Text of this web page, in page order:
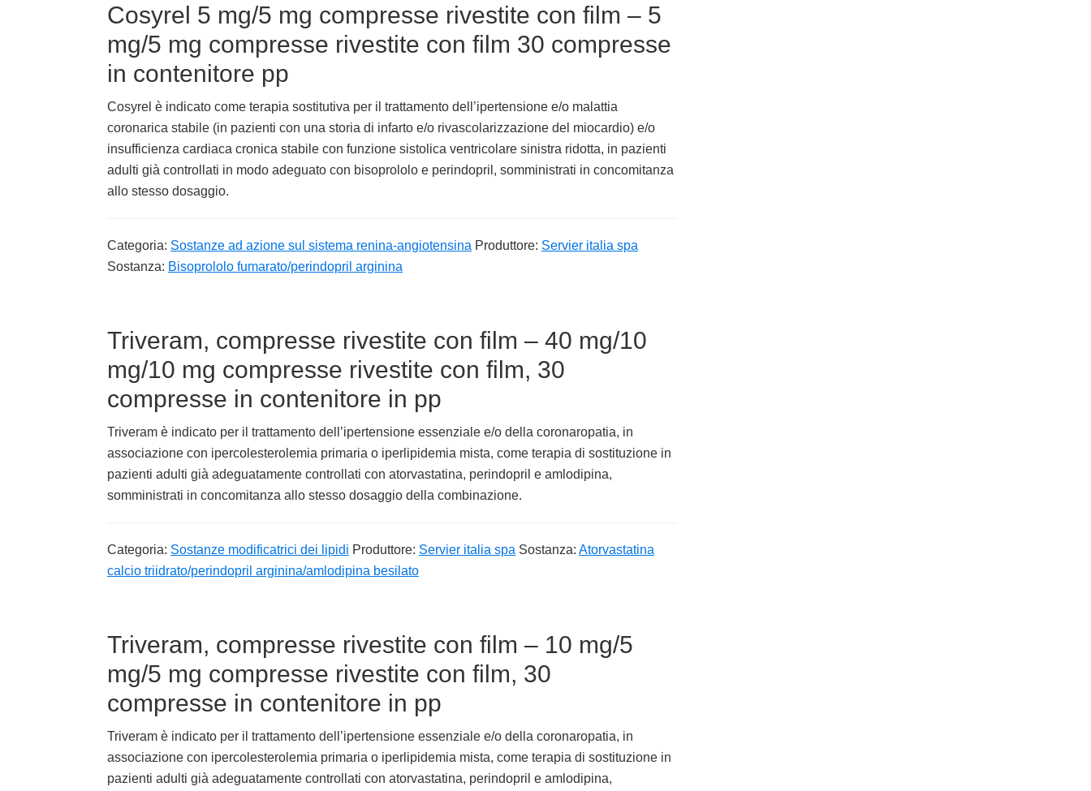
Cosyrel 5 mg/5 mg compresse rivestite con film – 5
mg/5 mg compresse rivestite con film 30 compresse
in contenitore pp
Cosyrel è indicato come terapia sostitutiva per il trattamento dell’ipertensione e/o malattia
coronarica stabile (in pazienti con una storia di infarto e/o rivascolarizzazione del miocardio) e/o
insufficienza cardiaca cronica stabile con funzione sistolica ventricolare sinistra ridotta, in pazienti
adulti già controllati in modo adeguato con bisoprololo e perindopril, somministrati in concomitanza
allo stesso dosaggio.
Categoria: Sostanze ad azione sul sistema renina-angiotensina Produttore: Servier italia spa
Sostanza: Bisoprololo fumarato/perindopril arginina
Triveram, compresse rivestite con film – 40 mg/10
mg/10 mg compresse rivestite con film, 30
compresse in contenitore in pp
Triveram è indicato per il trattamento dell’ipertensione essenziale e/o della coronaropatia, in
associazione con ipercolesterolemia primaria o iperlipidemia mista, come terapia di sostituzione in
pazienti adulti già adeguatamente controllati con atorvastatina, perindopril e amlodipina,
somministrati in concomitanza allo stesso dosaggio della combinazione.
Categoria: Sostanze modificatrici dei lipidi Produttore: Servier italia spa Sostanza: Atorvastatina
calcio triidrato/perindopril arginina/amlodipina besilato
Triveram, compresse rivestite con film – 10 mg/5
mg/5 mg compresse rivestite con film, 30
compresse in contenitore in pp
Triveram è indicato per il trattamento dell’ipertensione essenziale e/o della coronaropatia, in
associazione con ipercolesterolemia primaria o iperlipidemia mista, come terapia di sostituzione in
pazienti adulti già adeguatamente controllati con atorvastatina, perindopril e amlodipina,